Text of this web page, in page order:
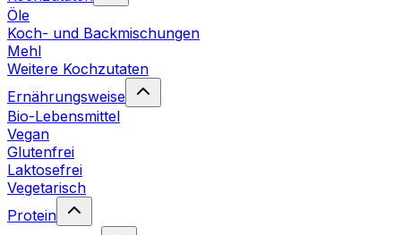
Öle
Koch- und Backmischungen
Mehl
Weitere Kochzutaten
Ernährungsweise
Bio-Lebensmittel
Vegan
Glutenfrei
Laktosefrei
Vegetarisch
Protein